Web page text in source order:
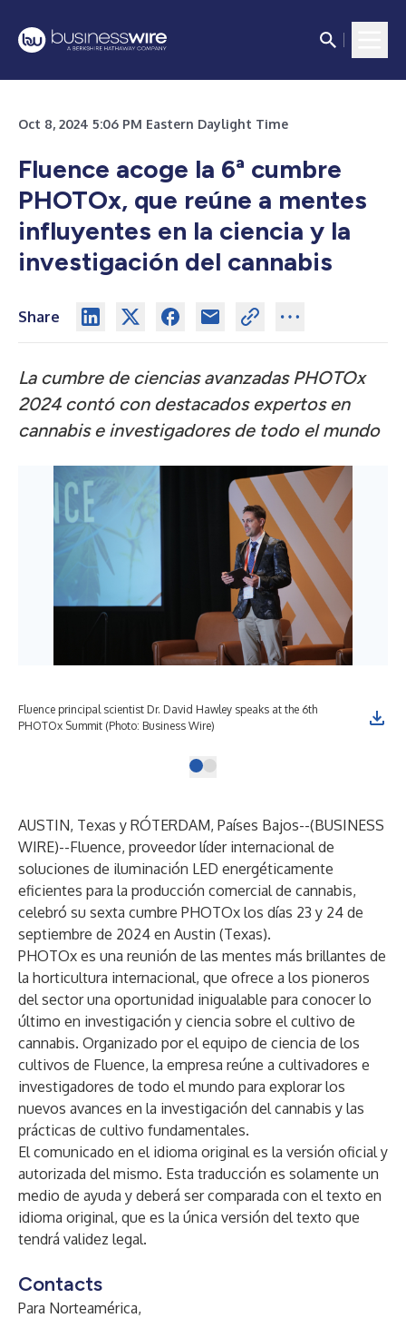
Oct 8, 2024 5:06 PM Eastern Daylight Time
Fluence acoge la 6ª cumbre
PHOTOx, que reúne a mentes
influyentes en la ciencia y la
investigación del cannabis
Share
La cumbre de ciencias avanzadas PHOTOx
2024 contó con destacados expertos en
cannabis e investigadores de todo el mundo
Fluence principal scientist Dr. David Hawley speaks at the 6th
PHOTOx Summit (Photo: Business Wire)
AUSTIN, Texas y RÓTERDAM, Países Bajos--(BUSINESS
WIRE)--Fluence, proveedor líder internacional de
soluciones de iluminación LED energéticamente
eficientes para la producción comercial de cannabis,
celebró su sexta cumbre PHOTOx los días 23 y 24 de
septiembre de 2024 en Austin (Texas).
PHOTOx es una reunión de las mentes más brillantes de
la horticultura internacional, que ofrece a los pioneros
del sector una oportunidad inigualable para conocer lo
último en investigación y ciencia sobre el cultivo de
cannabis. Organizado por el equipo de ciencia de los
cultivos de Fluence, la empresa reúne a cultivadores e
investigadores de todo el mundo para explorar los
nuevos avances en la investigación del cannabis y las
prácticas de cultivo fundamentales.
El comunicado en el idioma original es la versión oficial y
autorizada del mismo. Esta traducción es solamente un
medio de ayuda y deberá ser comparada con el texto en
idioma original, que es la única versión del texto que
tendrá validez legal.
Contacts
Para Norteamérica,